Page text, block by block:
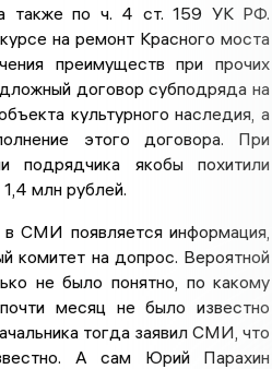
также по ч. 4 ст. 159 УК РФ.
на ремонт Красного моста
преимуществ при прочих
договор субподряда на
культурного наследия, а
этого договора. При
подрядчика якобы похитили
млн рублей.
СМИ появляется информация,
комитет на допрос. Вероятной
не было понятно, по какому
месяц не было известно
тогда заявил СМИ, что
А сам Юрий Парахин